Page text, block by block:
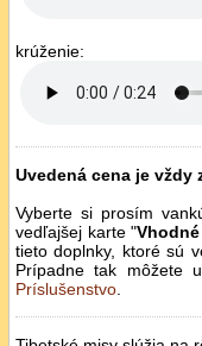
krúženie:
Uvedená cena je vždy
Vyberte si prosím
vedľajšej karte "
tieto doplnky, ktoré sú
Prípadne tak môžete
Príslušenstvo